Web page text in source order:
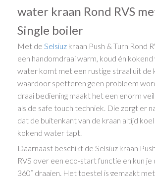
water kraan Rond RVS
Single boiler
Met deSelsiuz kraan Push & Turn Rond
een handomdraai warm, koud én
water komt met een rustige straal uit de
waardoor spetteren geen probleem
draai bediening maakt het een enorm
als de safe touch techniek. Die zorgt er
dat de buitenkant van de kraan altijd
kokend water tapt.
Daarnaast beschikt de Selsiuz kraan
RVS over een eco-start functie en kun je
360˚ draaien. Het toestel is gemaakt